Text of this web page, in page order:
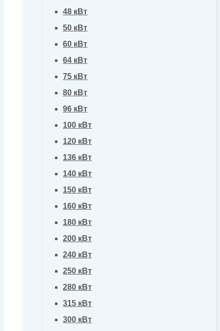
48 кВт
50 кВт
60 кВт
64 кВт
75 кВт
80 кВт
96 кВт
100 кВт
120 кВт
136 кВт
140 кВт
150 кВт
160 кВт
180 кВт
200 кВт
240 кВт
250 кВт
280 кВт
315 кВт
300 кВт